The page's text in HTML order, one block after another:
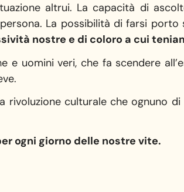
altrui. La capacità di
La possibilità di farsi
nostre e di coloro a cui
uomini veri, che fa scendere
rivoluzione culturale che ognuno
ogni giorno delle nostre vite.